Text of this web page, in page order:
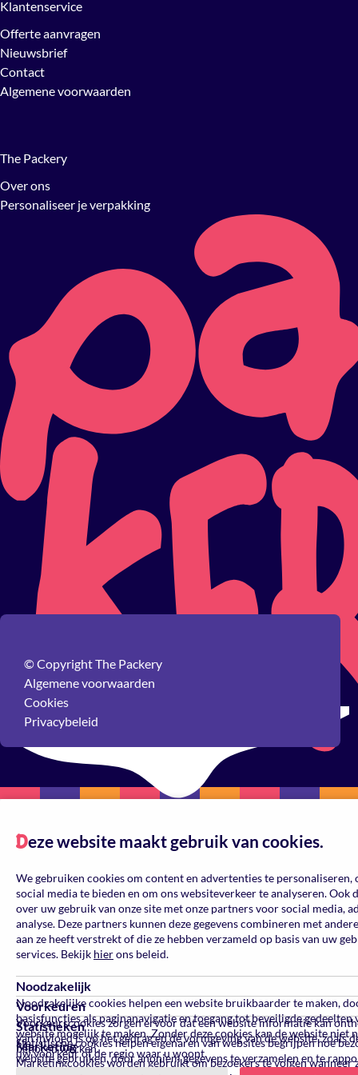
Reset
Kleur
Gepersonaliseerd
eigen
Gelegenheid
Klantenservice
Offerte aanvragen
Nieuwsbrief
Contact
Algemene voorwaarden
The Packery
Over ons
Personaliseer je verpakking
© Copyright The Packery
Algemene voorwaarden
Cookies
Privacybeleid
Deze website maakt gebruik van cookies.
We gebruiken cookies om content en advertenties te
social media te bieden en om ons websiteverkeer te analyseren. Ook
over uw gebruik van onze site met onze partners voor social media,
analyse. Deze partners kunnen deze gegevens combineren met
aan ze heeft verstrekt of die ze hebben verzameld op basis van uw
services. Bekijk hierons beleid.
Noodzakelijk
Noodzakelijke cookies helpen een website bruikbaarder te maken,
basisfuncties als paginanavigatie en toegang tot beveiligde gedeelten
website mogelijk te maken. Zonder deze cookies kan de website niet
behoren werken.
Voorkeuren
Voorkeurscookies zorgen ervoor dat een website informatie kan
van invloed is op het gedrag en de vormgeving van de website, zoals
uw voorkeur of de regio waar u woont.
Statistieken
Statistische cookies helpen eigenaren van websites begrijpen hoe
website gebruiken, door anoniem gegevens te verzamelen en te
Marketing
Marketingcookies worden gebruikt om bezoekers te volgen wanneer